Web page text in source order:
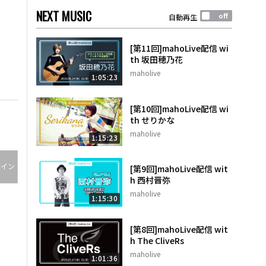
ン
NEXT MUSIC 自動再生
1:05:23
[第11回]mahoLive配信 wi
th 坂田穂乃花
maholive
1:15:23
[第10回]mahoLive配信 wi
th せりかな
maholive
1:15:30
[第9回]mahoLive配信 wit
h 西村晋弥
maholive
1:01:36
[第8回]mahoLive配信 wit
h The CliveRs
maholive